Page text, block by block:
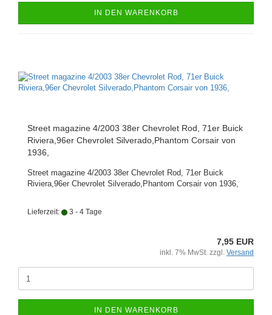
IN DEN WARENKORB
Street magazine 4/2003 38er Chevrolet Rod, 71er Buick
Riviera,96er Chevrolet Silverado,Phantom Corsair von
1936,
Street magazine 4/2003 38er Chevrolet Rod, 71er Buick
Riviera,96er Chevrolet Silverado,Phantom Corsair von 1936,
Lieferzeit: 3 - 4 Tage
7,95 EUR
inkl. 7% MwSt. zzgl. Versand
IN DEN WARENKORB